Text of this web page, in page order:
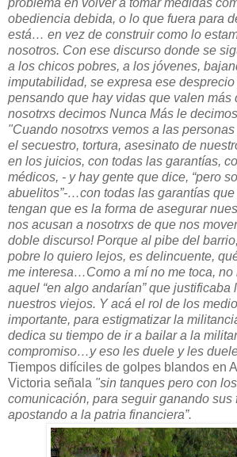
obediencia debida, o lo que fuera para
está… en vez de construir como lo
nosotros. Con ese discurso donde se
a los chicos pobres, a los jóvenes,
imputabilidad, se expresa ese
pensando que hay vidas que valen más
nosotrxs decimos Nunca Más le
"Cuando nosotrxs vemos a las
el secuestro, tortura, asesinato de
en los juicios, con todas las garantías,
médicos, - y hay gente que dice, “pero
abuelitos”-…con todas las garantías
tengan que es la forma de asegurar
nos acusan a nosotrxs de que nos
doble discurso! Porque al pibe del
pobre lo quiero lejos, es delincuente,
me interesa…Como a mí no me toca, no
aquel “en algo andarían” que justificaba
nuestros viejos. Y acá el rol de los
importante, para estigmatizar la
dedica su tiempo de ir a bailar a la
compromiso…y eso les duele y les
Tiempos difíciles de golpes blandos en
Victoria señala "sin tanques pero con
comunicación, para seguir ganando sus
apostando a la patria financiera”.